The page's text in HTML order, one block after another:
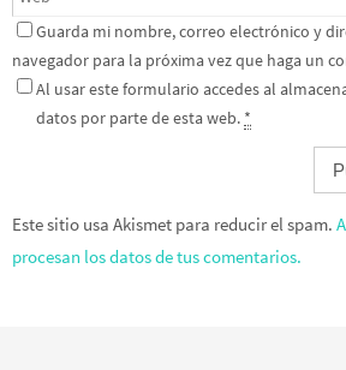
Guarda mi nombre, correo electrónico y
navegador para la próxima vez que haga un
Al usar este formulario accedes al
datos por parte de esta web. *
Este sitio usa Akismet para reducir el spam.
procesan los datos de tus comentarios.